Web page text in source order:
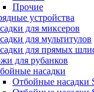
Прочие
устройства
для миксеров
для мультитулов
для прямых
для рубанков
насадки
Отбойные насадки